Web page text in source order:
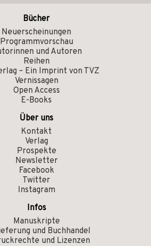
Bücher
Neuerscheinungen
Programmvorschau
und Autoren
Reihen
– Ein Imprint von TVZ
Vernissagen
Open Access
E-Books
Über uns
Kontakt
Verlag
Prospekte
Newsletter
Facebook
Twitter
Instagram
Infos
Manuskripte
und Buchhandel
und Lizenzen